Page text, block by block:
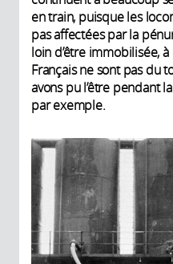
en train, puisque les
pas affectées par la
loin d’être immobilisée, à
Français ne sont pas du
avons pu l’être pendant la
par exemple.